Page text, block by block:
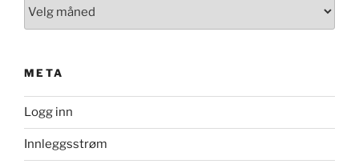
META
Logg inn
Innleggsstrøm